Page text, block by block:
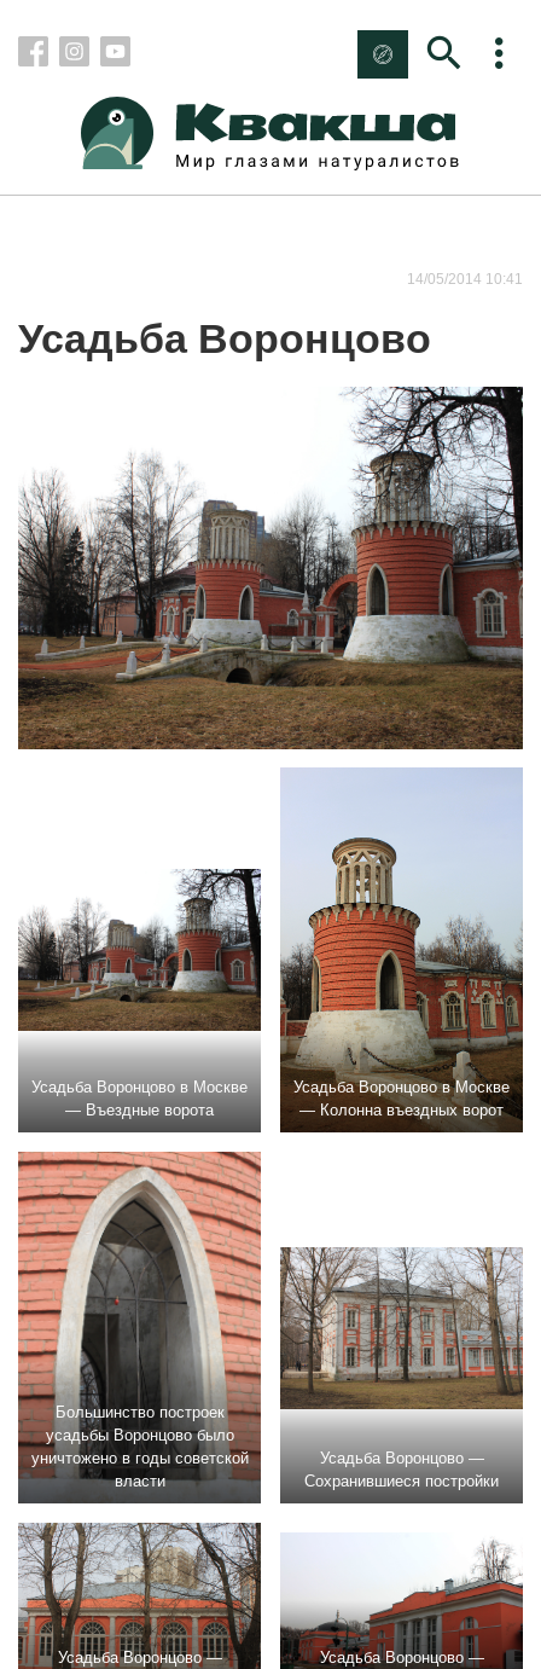
14/05/2014 10:41
Усадьба Воронцово
Усадьба Воронцово в Москве
— Въездные ворота
Усадьба Воронцово в Москве
— Колонна въездных ворот
Большинство построек
усадьбы Воронцово было
уничтожено в годы советской
власти
Усадьба Воронцово —
Сохранившиеся постройки
Усадьба Воронцово —
Усадьба Воронцово —